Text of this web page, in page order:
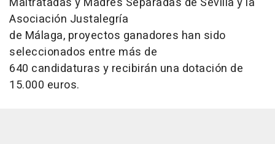
Asociación Justalegría
de Málaga, proyectos ganadores han sido
seleccionados entre más de
640 candidaturas y recibirán una dotación de
15.000 euros.